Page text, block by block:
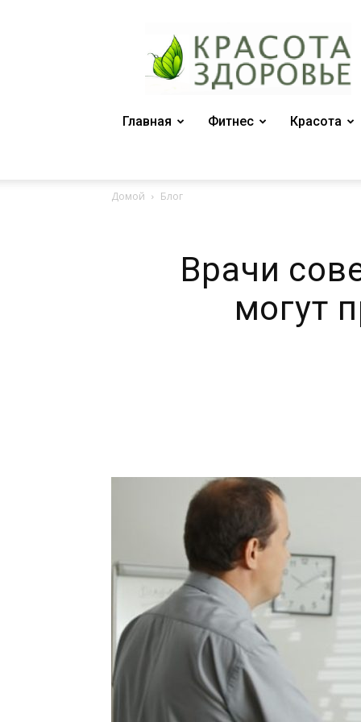
журнал
"Красота
и
Главная
Фитнес Красота
Домой Блог
Врачи
могут